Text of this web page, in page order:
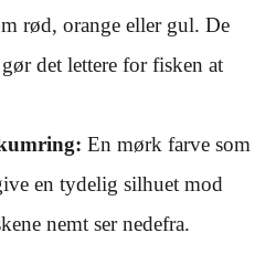
rød, orange eller gul. De
det lettere for fisken at
En mørk farve som
en tydelig silhuet mod
nemt ser nedefra.